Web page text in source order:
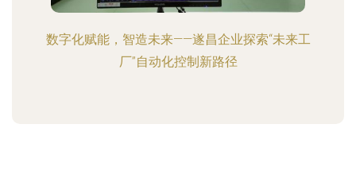
数字化赋能，智造未来——遂昌企业探索“未来工
厂”自动化控制新路径